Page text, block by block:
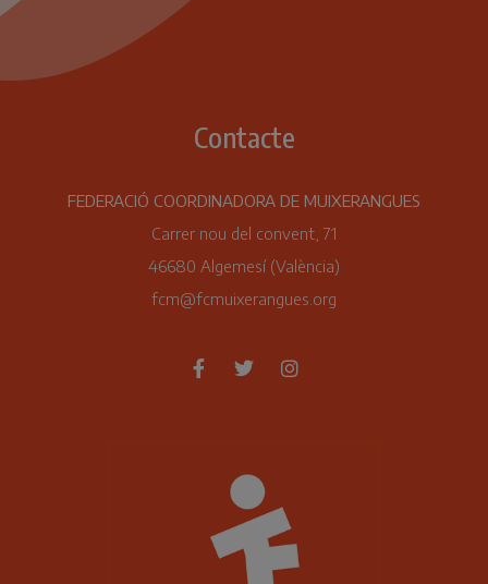
Contacte
FEDERACIÓ COORDINADORA DE MUIXERANGUES
Carrer nou del convent, 71
46680 Algemesí (València)
fcm@fcmuixerangues.org